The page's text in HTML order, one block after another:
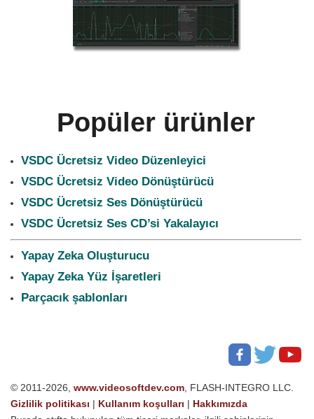
Popüler ürünler
VSDC Ücretsiz Video Düzenleyici
VSDC Ücretsiz Video Dönüştürücü
VSDC Ücretsiz Ses Dönüştürücü
VSDC Ücretsiz Ses CD’si Yakalayıcı
Yapay Zeka Oluşturucu
Yapay Zeka Yüz İşaretleri
Parçacık şablonları
© 2011-2026, www.videosoftdev.com, FLASH-INTEGRO LLC.
Gizlilik politikası | Kullanım koşulları | Hakkımızda